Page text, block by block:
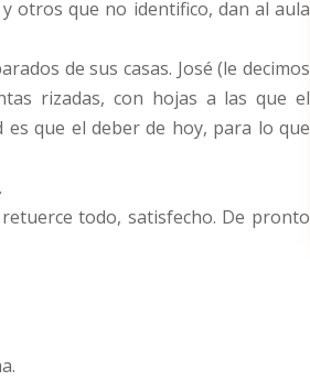
otros que no identifico, dan al aula
de sus casas. José (le decimos
rizadas, con hojas a las que el
que el deber de hoy, para lo que
todo, satisfecho. De pronto